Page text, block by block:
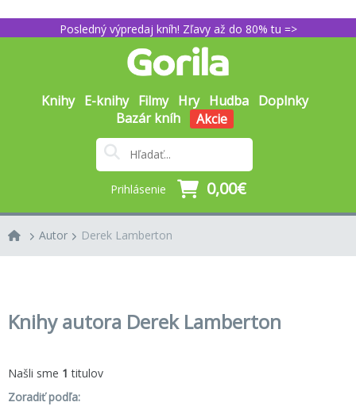
Posledný výpredaj kníh! Zľavy až do 80% tu =>
Knihy E-knihy Filmy Hry Hudba Doplnky
Bazár kníh
Akcie
Prihlásenie 0,00€
Autor Derek Lamberton
Knihy autora Derek Lamberton
Našli sme 1 titulov
Zoradiť podľa: